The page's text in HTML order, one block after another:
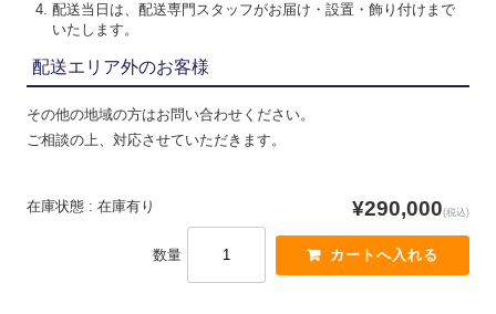
配送当日は、配送専門スタッフがお届け・設置・飾り付けまで
いたします。
配送エリア外のお客様
その他の地域の方はお問い合わせください。
ご相談の上、対応させていただきます。
在庫状態 : 在庫有り ¥290,000(税込)
数量